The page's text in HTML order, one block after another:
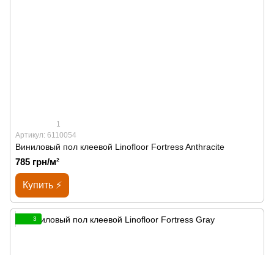
1
Артикул: 6110054
Виниловый пол клеевой Linofloor Fortress Anthracite
785 грн/м²
Купить ⚡
3